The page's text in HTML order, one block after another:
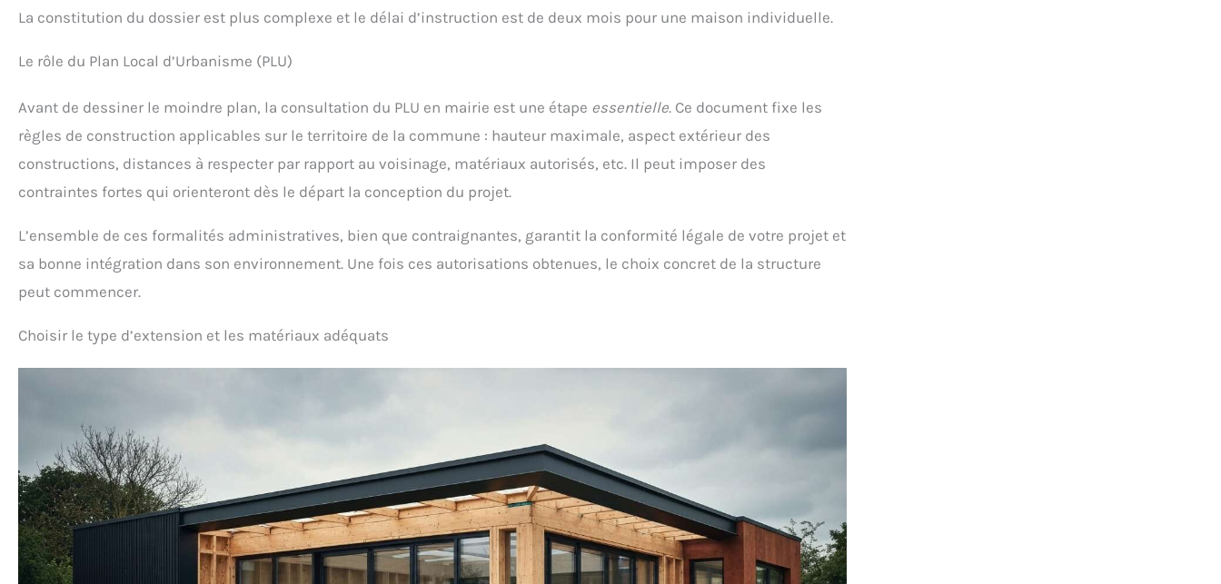
La constitution du dossier est plus complexe et le délai d’instruction est de deux mois pour une maison individuelle.
Le rôle du Plan Local d’Urbanisme (PLU)
Avant de dessiner le moindre plan, la consultation du PLU en mairie est une étape essentielle. Ce document fixe les
règles de construction applicables sur le territoire de la commune : hauteur maximale, aspect extérieur des
constructions, distances à respecter par rapport au voisinage, matériaux autorisés, etc. Il peut imposer des
contraintes fortes qui orienteront dès le départ la conception du projet.
L’ensemble de ces formalités administratives, bien que contraignantes, garantit la conformité légale de votre projet et
sa bonne intégration dans son environnement. Une fois ces autorisations obtenues, le choix concret de la structure
peut commencer.
Choisir le type d’extension et les matériaux adéquats